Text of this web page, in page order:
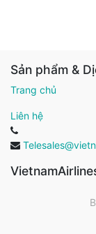
Sản phẩm &
Trang chủ
Liên hệ